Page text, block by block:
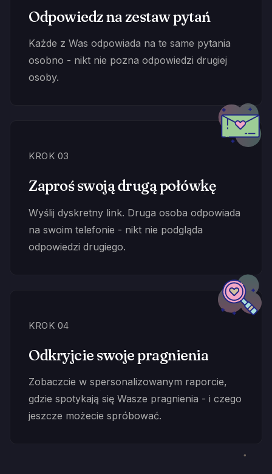
Odpowiedz na zestaw pytań
Każde z Was odpowiada na te same pytania
osobno - nikt nie pozna odpowiedzi drugiej
osoby.
KROK 03
Zaproś swoją drugą połówkę
Wyślij dyskretny link. Druga osoba odpowiada
na swoim telefonie - nikt nie podgląda
odpowiedzi drugiego.
KROK 04
Odkryjcie swoje pragnienia
Zobaczcie w spersonalizowanym raporcie,
gdzie spotykają się Wasze pragnienia - i czego
jeszcze możecie spróbować.